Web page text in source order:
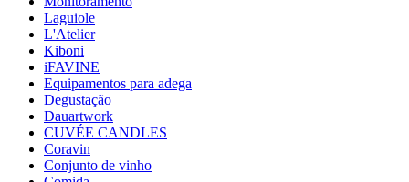
wine accessories
Status When Soldout
Laguiole
L'Atelier
Kiboni
iFAVINE
Equipamentos para adega
Degustação
Dauartwork
CUVÉE CANDLES
Coravin
Conjunto de vinho